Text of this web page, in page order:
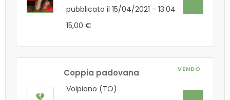
pubblicato il 15/04/2021 - 13:04
15,00 €
VENDO
Coppia padovana
Volpiano (TO)